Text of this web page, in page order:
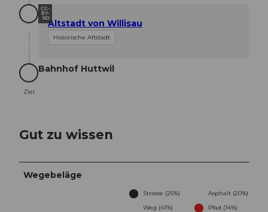
CC-
BY-
NDAltstadt von Willisau
Historische Altstadt
Ziel
Ziel
Bahnhof Huttwil
Gut zu wissen
Wegebeläge
Strasse (25%)
Asphalt (20%)
Weg (41%)
Pfad (14%)